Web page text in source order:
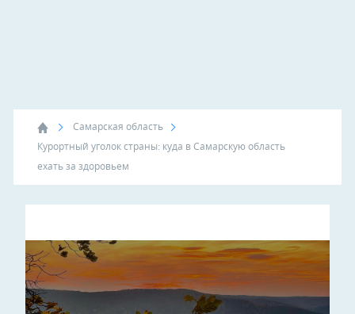
Самарская область
Курортный уголок страны: куда в Самарскую область
ехать за здоровьем